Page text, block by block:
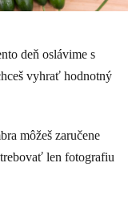
deň oslávime s
vyhrať hodnotný
môžeš zaručene
len fotografiu